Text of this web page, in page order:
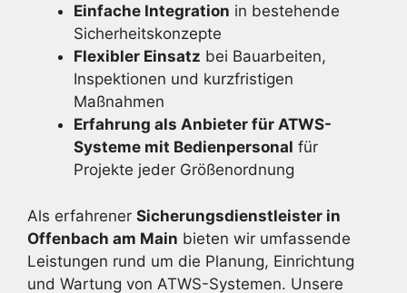
Einfache Integration in bestehende
Sicherheitskonzepte
Flexibler Einsatz bei Bauarbeiten,
Inspektionen und kurzfristigen
Maßnahmen
Erfahrung als Anbieter für ATWS-
Systeme mit Bedienpersonal für
Projekte jeder Größenordnung
Als erfahrener Sicherungsdienstleister in
Offenbach am Main bieten wir umfassende
Leistungen rund um die Planung, Einrichtung
und Wartung von ATWS-Systemen. Unsere